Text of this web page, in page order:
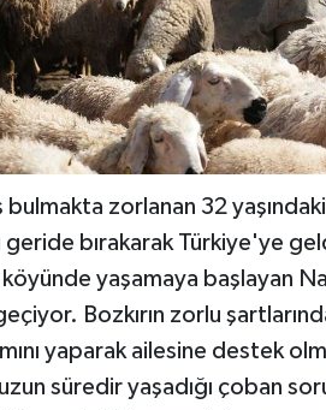
zorlanan 32 yaşındaki
bırakarak Türkiye'ye
yaşamaya başlayan
Bozkırın zorlu
yaparak ailesine destek
süredir yaşadığı çoban